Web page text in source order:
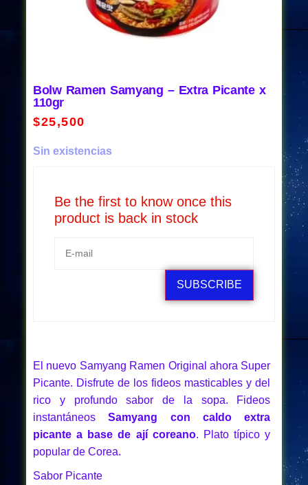
Bolw Ramen Samyang – Extra Picante x
110gr
$25,500
Sin existencias
Be the first to know once this
product is back in stock
SUBSCRIBE
El nuevo Samyang Ramen Original ahora Super
Picante. Disfrute de los fideos masticables y del
rico y profundo sabor de la sopa. Fideos
instantáneosSamyang con caldo extra
picante a base de ají coreano. Plato típico y
popular de Corea.
Sabor Picante